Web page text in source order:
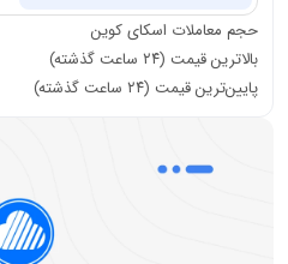
حجم معاملات اسکای کوین
بالاترین قیمت (۲۴ ساعت گذشته)
پایین‌ترین قیمت (۲۴ ساعت گذشته)